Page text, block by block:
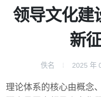
领导文化建
新
佚名 2025 年
理论体系的核心由概念